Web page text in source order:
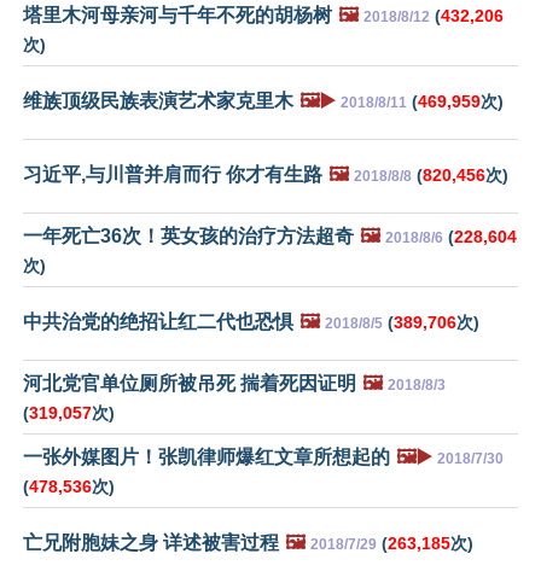
塔里木河母亲河与千年不死的胡杨树 🖼️ 2018/8/12 (432,206
次)
维族顶级民族表演艺术家克里木 🖼️▶️ 2018/8/11 (469,959次)
习近平,与川普并肩而行 你才有生路 🖼️ 2018/8/8 (820,456次)
一年死亡36次！英女孩的治疗方法超奇 🖼️ 2018/8/6 (228,604
次)
中共治党的绝招让红二代也恐惧 🖼️ 2018/8/5 (389,706次)
河北党官单位厕所被吊死 揣着死因证明 🖼️ 2018/8/3
(319,057次)
一张外媒图片！张凯律师爆红文章所想起的 🖼️▶️ 2018/7/30
(478,536次)
亡兄附胞妹之身 详述被害过程 🖼️ 2018/7/29 (263,185次)